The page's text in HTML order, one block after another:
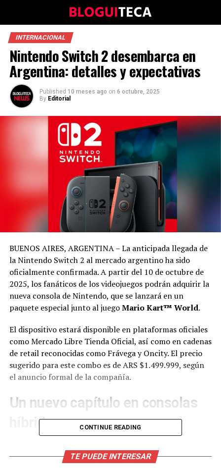
INTERNACIONAL
Nintendo Switch 2 desembarca en
Argentina: detalles y expectativas
Published 10 meses ago on 6 octubre, 2025
By Editorial
BUENOS AIRES, ARGENTINA – La anticipada llegada de
la Nintendo Switch 2 al mercado argentino ha sido
oficialmente confirmada. A partir del 10 de octubre de
2025, los fanáticos de los videojuegos podrán adquirir la
nueva consola de Nintendo, que se lanzará en un
paquete especial junto al juegoMario Kart™ World.
El dispositivo estará disponible en plataformas oficiales
como Mercado Libre Tienda Oficial, así como en cadenas
de retail reconocidas como Frávega y Oncity. El precio
sugerido para este combo es de ARS $1.499.999, según
el anuncio formal de la compañía.
Un nuevo capítulo en consolas
híbridas
revolucionar el ecosistema de consolas híbridas. Los
CONTINUE READING
TE PUEDE INTERESAR